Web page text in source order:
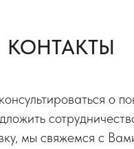
КОНТАКТЫ
о
мы свяжемся с